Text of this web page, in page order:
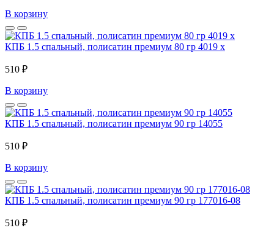
В корзину
КПБ 1.5 спальный, полисатин премиум 80 гр 4019 x
510 ₽
В корзину
КПБ 1.5 спальный, полисатин премиум 90 гр 14055
510 ₽
В корзину
КПБ 1.5 спальный, полисатин премиум 90 гр 177016-08
510 ₽